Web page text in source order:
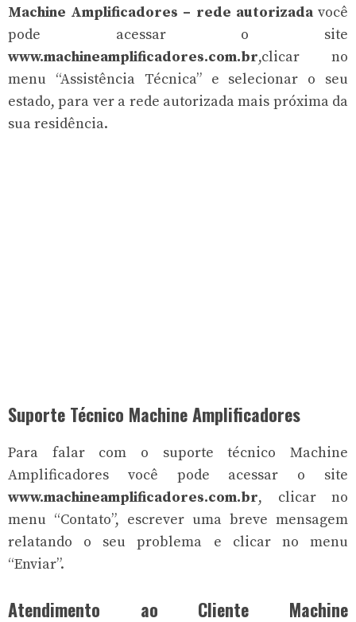
Machine Amplificadores – rede autorizadavocê
pode acessar o site
www.machineamplificadores.com.br,clicar no
menu “Assistência Técnica” e selecionar o seu
estado, para ver a rede autorizada mais próxima da
sua residência.
Suporte Técnico Machine Amplificadores
Para falar com o suporte técnico Machine
Amplificadores você pode acessar o site
www.machineamplificadores.com.br, clicar no
menu “Contato”, escrever uma breve mensagem
relatando o seu problema e clicar no menu
“Enviar”.
Atendimento ao Cliente Machine